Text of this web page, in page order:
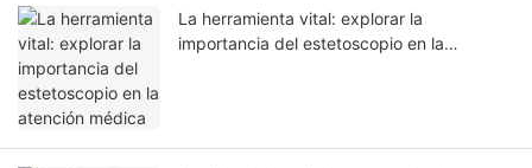
La herramienta vital: explorar la
importancia del estetoscopio en la